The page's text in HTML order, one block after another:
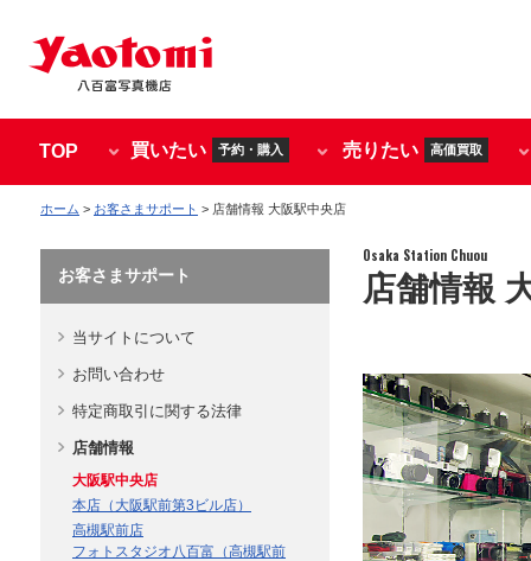
TOP 買いたい 予約・購入 売りたい 高価買取
ホーム > お客さまサポート > 店舗情報 大阪駅中央店
Osaka Station Chuou
店舗情報
お客さまサポート
当サイトについて
お問い合わせ
特定商取引に関する法律
店舗情報
大阪駅中央店
本店（大阪駅前第3ビル店）
高槻駅前店
フォトスタジオ八百富（高槻駅前